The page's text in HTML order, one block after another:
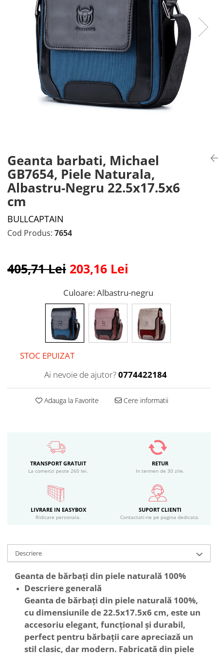
Geanta barbati, Michael
GB7654, Piele Naturala,
Albastru-Negru 22.5x17.5x6
cm
BULLCAPTAIN
Cod Produs: 7654
405,71 Lei 203,16 Lei
Culoare: Albastru-negru
STOC EPUIZAT
Ai nevoie de ajutor?0774422184
Adauga la Favorite Cere informatii
TRANSPORT GRATUIT
La comenzi peste 260 lei.
RETUR
In termen de 30 zile.
LIVRARE IN EASYBOX
Ridicare personala.
SUPORT CLIENTI
Contactati-ne pe pagina dedicata.
Descriere
Geanta de bărbați din piele naturală 100%
Descriere generală
Geanta de bărbați din piele naturală 100%,
cu dimensiunile de 22.5x17.5x6 cm, este un
accesoriu elegant, funcțional și durabil,
perfect pentru bărbații care apreciază un
stil clasic, dar modern. Fabricată din piele